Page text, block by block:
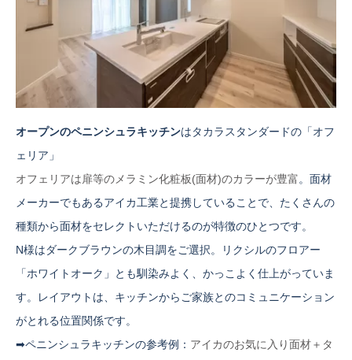
オープンのペニンシュラキッチンはタカラスタンダードの「オフ
ェリア」
オフェリアは扉等のメラミン化粧板(面材)のカラーが豊富。面材
メーカーでもあるアイカ工業と提携していることで、たくさんの
種類から面材をセレクトいただけるのが特徴のひとつです。
N様はダークブラウンの木目調をご選択。リクシルのフロアー
「ホワイトオーク」とも馴染みよく、かっこよく仕上がっていま
す。レイアウトは、キッチンからご家族とのコミュニケーション
がとれる位置関係です。
➡ペニンシュラキッチンの参考例： アイカのお気に入り面材＋タ